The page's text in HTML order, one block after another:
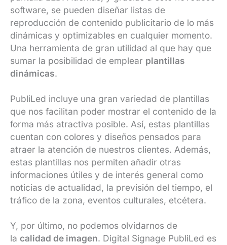
software, se pueden diseñar listas de
reproducción de contenido publicitario de lo más
dinámicas y optimizables en cualquier momento.
Una herramienta de gran utilidad al que hay que
sumar la posibilidad de emplear plantillas
dinámicas.
PubliLed incluye una gran variedad de plantillas
que nos facilitan poder mostrar el contenido de la
forma más atractiva posible. Así, estas plantillas
cuentan con colores y diseños pensados para
atraer la atención de nuestros clientes. Además,
estas plantillas nos permiten añadir otras
informaciones útiles y de interés general como
noticias de actualidad, la previsión del tiempo, el
tráfico de la zona, eventos culturales, etcétera.
Y, por último, no podemos olvidarnos de
la calidad de imagen. Digital Signage PubliLed es